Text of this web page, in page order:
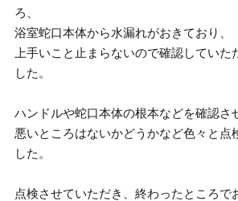
ろ、
浴室蛇口本体から水漏れがおきており、
上手いこと止まらないので確認していた
した。
ハンドルや蛇口本体の根本などを確認さ
悪いところはないかどうかなど色々と点
した。
点検させていただき、終わったところで